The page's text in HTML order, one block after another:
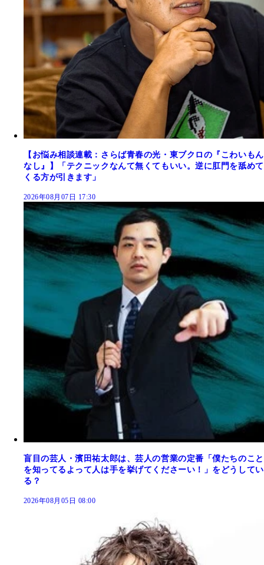
【お悩み相談連載：さらば青春の光・東ブクロの『こわいもん
なし』】「テクニックなんて無くてもいい。逆に肛門を舐めて
くる方が引きます」
2026年08月07日 17:30
盲目の芸人・濱田祐太郎は、芸人の営業の定番「僕たちのこと
を知ってるよって人は手を挙げてくださーい！」をどうしてい
る？
2026年08月05日 08:00